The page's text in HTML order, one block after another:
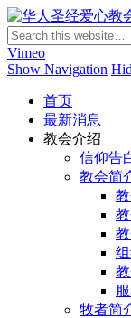
Vimeo
Show Navigation
首页
最新消息
教会介绍
信仰告
教会简
牧者简